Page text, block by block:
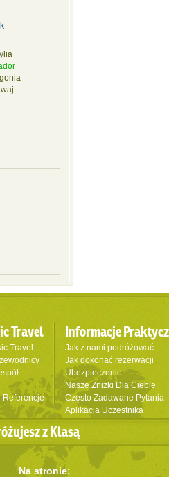
Travel
Travel
Referencje
Informacje
Jak z nami podróżować
Jak dokonać rezerwacji
Ubezpieczenie
Nasze Zniżki Dla Ciebie
Często Zadawane Pytania
Aplikacja Uczestnika
z Klasą
Na stronie: